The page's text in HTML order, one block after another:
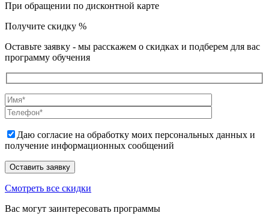
При обращении по дисконтной карте
Получите скидку %
Оставьте заявку - мы расскажем о скидках и подберем для вас
программу обучения
Даю согласие на обработку моих персональных данных и
получение информационных сообщений
Смотреть все скидки
Вас могут заинтересовать программы